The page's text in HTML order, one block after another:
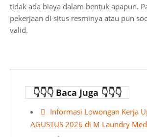
tidak ada biaya dalam bentuk apapun.
pekerjaan di situs resminya atau pun
valid.
👇👇👇 Baca Juga 👇👇👇
Informasi Lowongan Kerja
AGUSTUS 2026 di M Laundry